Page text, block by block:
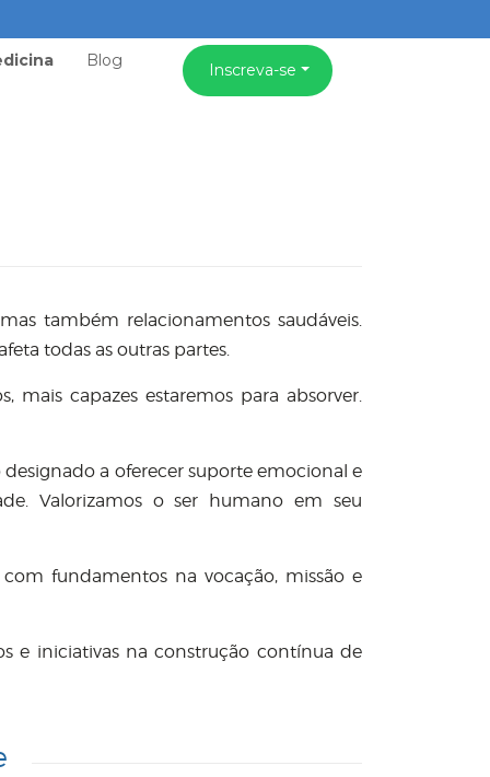
Blog Inscreva-se
também relacionamentos saudáveis.
todas as outras partes.
mais capazes estaremos para absorver.
a oferecer suporte emocional e
Valorizamos o ser humano em seu
fundamentos na vocação, missão e
e iniciativas na construção contínua de